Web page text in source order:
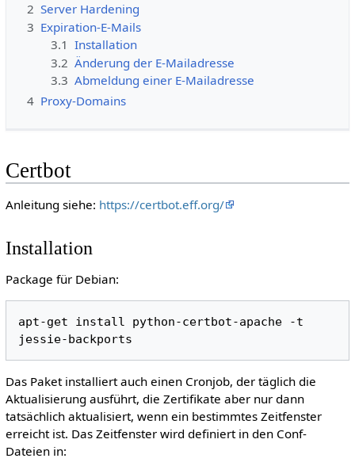
2 Server Hardening
3 Expiration-E-Mails
3.1 Installation
3.2 Änderung der E-Mailadresse
3.3 Abmeldung einer E-Mailadresse
4 Proxy-Domains
Certbot
Anleitung siehe: https://certbot.eff.org/
Installation
Package für Debian:
apt-get install python-certbot-apache -t
Das Paket installiert auch einen Cronjob, der täglich die
Aktualisierung ausführt, die Zertifikate aber nur dann
tatsächlich aktualisiert, wenn ein bestimmtes Zeitfenster
erreicht ist. Das Zeitfenster wird definiert in den Conf-
Dateien in: